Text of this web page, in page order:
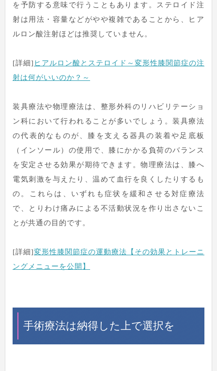
を予防する意味で行うこともあります。ステロイド注
射は用法・容量などがやや複雑であることから、ヒア
ルロン酸注射ほどは推奨していません。
[詳細] ヒアルロン酸とステロイド～変形性膝関節症の注
射は何がいいのか？～
装具療法や物理療法は、整形外科のリハビリテーショ
ン科において行われることが多いでしょう。装具療法
の代表的なものが、膝を支える器具の装着や足底板
（インソール）の使用で、膝にかかる負荷のバランス
を安定させる効果が期待できます。物理療法は、膝へ
電気刺激を与えたり、温めて血行を良くしたりするも
の。これらは、いずれも症状を緩和させる対症療法
で、とりわけ痛みによる不活動状況を作り出さないこ
とが共通の目的です。
[詳細]変形性膝関節症の運動療法【その効果とトレーニ
ングメニューを公開】
手術療法は納得した上で選択を